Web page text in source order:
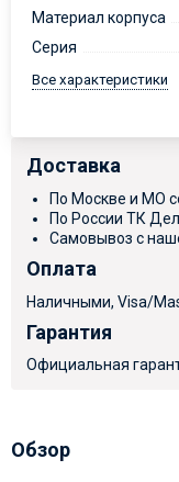
Материал корпуса
Серия
Все характеристики
Доставка
По Москве и МО
По России ТК
Самовывоз с
Оплата
Наличными, Visa/
Гарантия
Официальная
Обзор